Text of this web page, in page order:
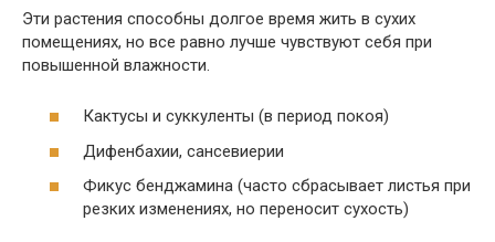
Эти растения способны долгое время жить в сухих
помещениях, но все равно лучше чувствуют себя при
повышенной влажности.
Кактусы и суккуленты (в период покоя)
Дифенбахии, сансевиерии
Фикус бенджамина (часто сбрасывает листья при
резких изменениях, но переносит сухость)